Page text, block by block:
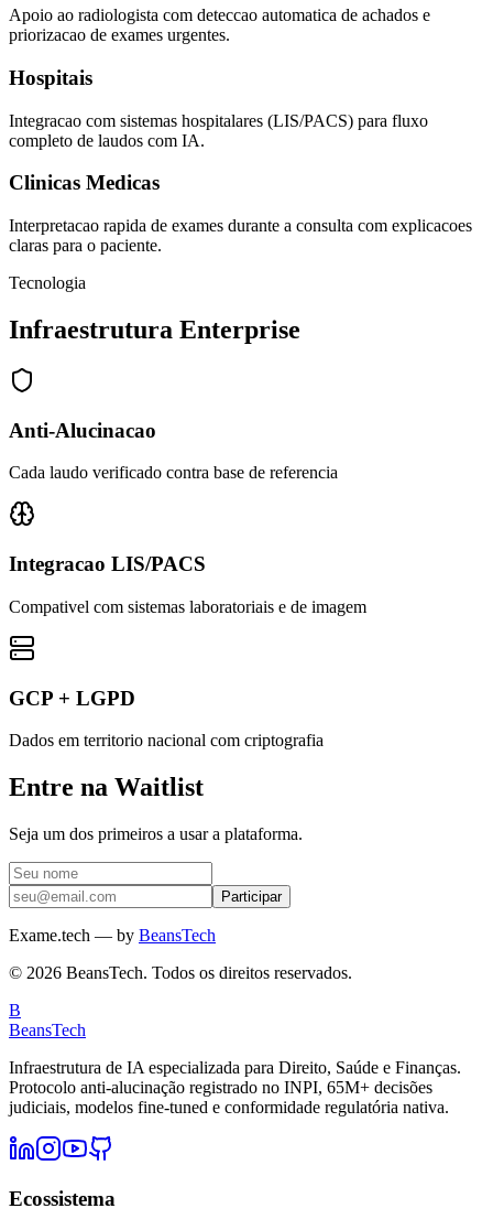
Apoio ao radiologista com deteccao automatica de achados e
priorizacao de exames urgentes.
Hospitais
Integracao com sistemas hospitalares (LIS/PACS) para fluxo
completo de laudos com IA.
Clinicas Medicas
Interpretacao rapida de exames durante a consulta com explicacoes
claras para o paciente.
Tecnologia
Infraestrutura Enterprise
Anti-Alucinacao
Cada laudo verificado contra base de referencia
Integracao LIS/PACS
Compativel com sistemas laboratoriais e de imagem
GCP + LGPD
Dados em territorio nacional com criptografia
Entre na Waitlist
Seja um dos primeiros a usar a plataforma.
Participar
Exame.tech — by BeansTech
© 2026 BeansTech. Todos os direitos reservados.
B
BeansTech
Infraestrutura de IA especializada para Direito, Saúde e Finanças.
Protocolo anti-alucinação registrado no INPI, 65M+ decisões
judiciais, modelos fine-tuned e conformidade regulatória nativa.
Ecossistema